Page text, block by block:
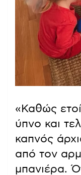
«Καθώς
ύπνο και
καπνός
από τον
μπανιέρα.